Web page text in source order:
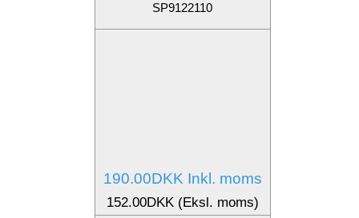
SP9122110
190.00DKK Inkl. moms
152.00DKK (Eksl. moms)